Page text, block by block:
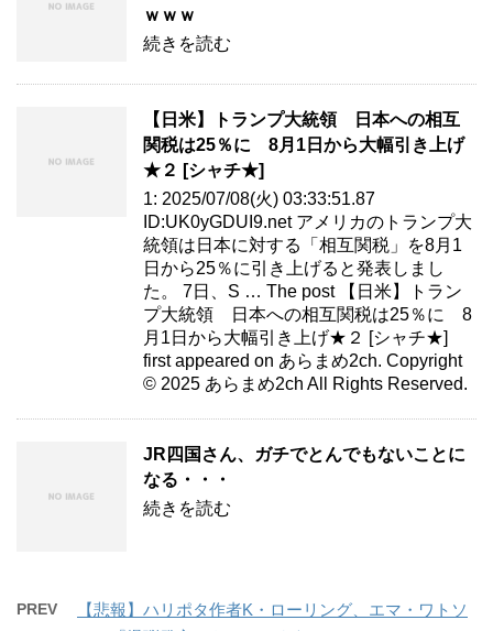
ｗｗｗ
続きを読む
【日米】トランプ大統領 日本への相互
関税は25％に 8月1日から大幅引き上げ
★２ [シャチ★]
1: 2025/07/08(火) 03:33:51.87
ID:UK0yGDUI9.net アメリカのトランプ大
統領は日本に対する「相互関税」を8月1
日から25％に引き上げると発表しまし
た。 7日、S … The post 【日米】トラン
プ大統領 日本への相互関税は25％に 8
月1日から大幅引き上げ★２ [シャチ★]
first appeared on あらまめ2ch. Copyright
© 2025 あらまめ2ch All Rights Reserved.
JR四国さん、ガチでとんでもないことに
なる・・・
続きを読む
PREV
【悲報】ハリポタ作者K・ローリング、エマ・ワトソ